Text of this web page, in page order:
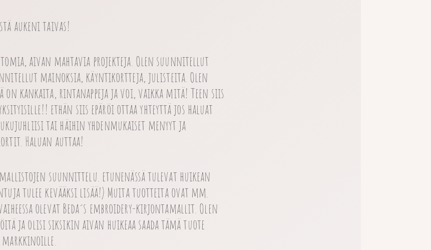
aukeni taivas!
aivan mahtavia projekteja. Olen suunnitellut
mainoksia, käyntikortteja, julisteita. Olen
kankaita, rintanappeja ja voi, vaikka mitä!Teen siis
ethän siis epäröi ottaa yhteyttä jos haluat
tai häihin yhdenmukaiset menyyt ja
Haluan auttaa!
suunnittelu. etunenässä tulevat huikean
tulee kevääksi lisää!) Muita tuotteita ovat mm.
olevat Beda´s embroidery-kirjontamallit. Olen
ja olisi siksikin aivan huikeaa saada tämä tuote
markkinoille.